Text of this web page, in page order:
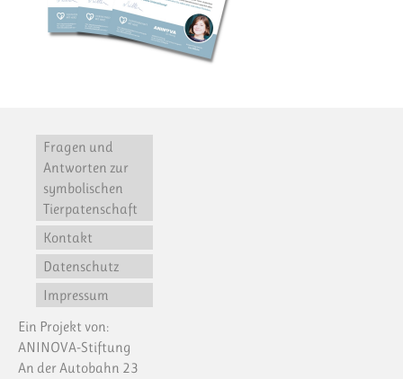
Fragen und
Antworten zur
symbolischen
Tierpatenschaft
Kontakt
Datenschutz
Impressum
Ein Projekt von:
ANINOVA-Stiftung
An der Autobahn 23